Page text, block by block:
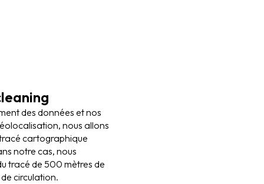
des données et nos
nous allons
cartographique
notre cas, nous
tracé de 500 mètres de
circulation.